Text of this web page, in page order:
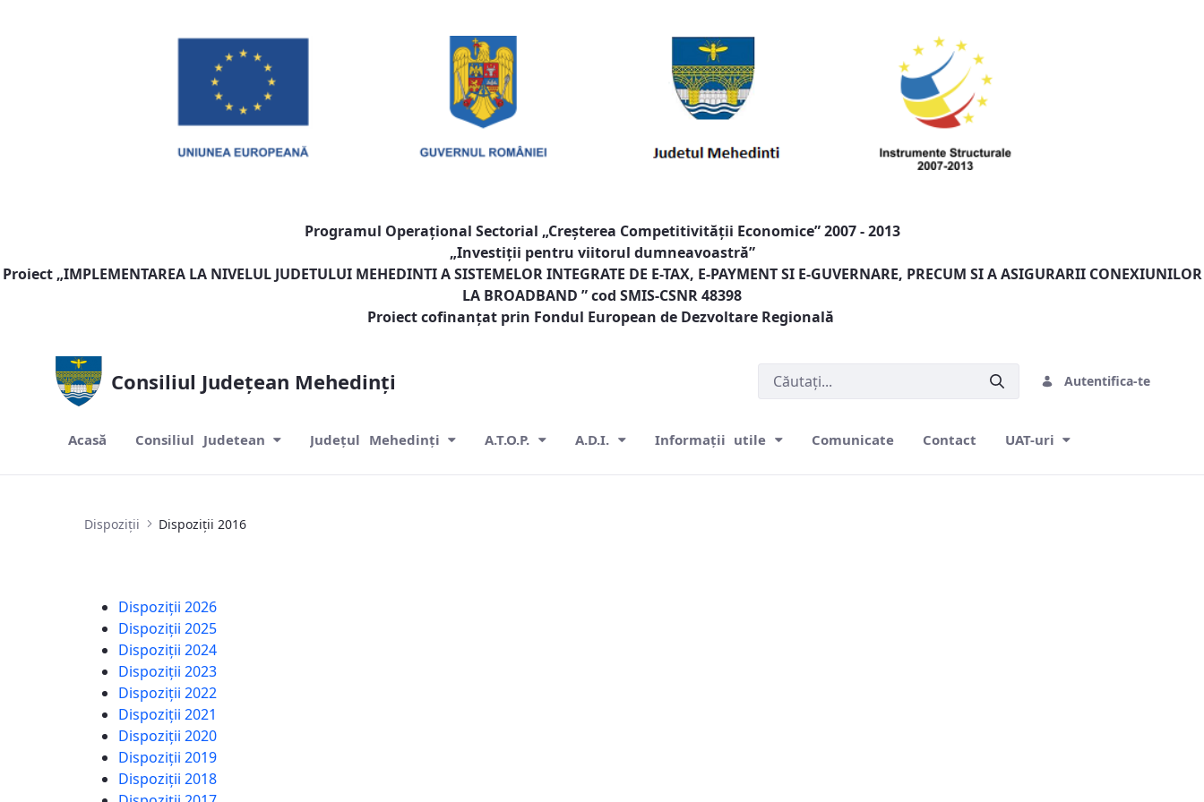
Programul Operaţional Sectorial „Creşterea Competitivităţii Economice” 2007 - 2013
„Investiţii pentru viitorul dumneavoastră”
Proiect „IMPLEMENTAREA LA NIVELUL JUDETULUI MEHEDINTI A SISTEMELOR INTEGRATE DE E-TAX, E-PAYMENT SI E-GUVERNARE, PRECUM SI A ASIGURARII CONEXIUNILOR
LA BROADBAND ” cod SMIS-CSNR 48398
Proiect cofinanţat prin Fondul European de Dezvoltare Regională
Consiliul Județean Mehedinți Autentifica-te
Acasă Consiliul Judetean Județul Mehedinți A.T.O.P. A.D.I. Informații utile Comunicate Contact UAT-uri
Dispoziții Dispoziții 2016
Dispoziții 2026
Dispoziții 2025
Dispoziții 2024
Dispoziții 2023
Dispoziții 2022
Dispoziții 2021
Dispoziții 2020
Dispoziții 2019
Dispoziții 2018